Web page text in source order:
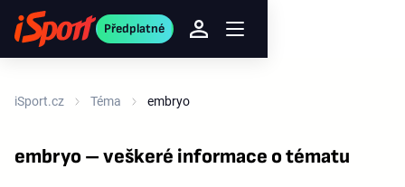
Předplatné
iSport.cz Téma embryo
embryo – veškeré informace o tématu